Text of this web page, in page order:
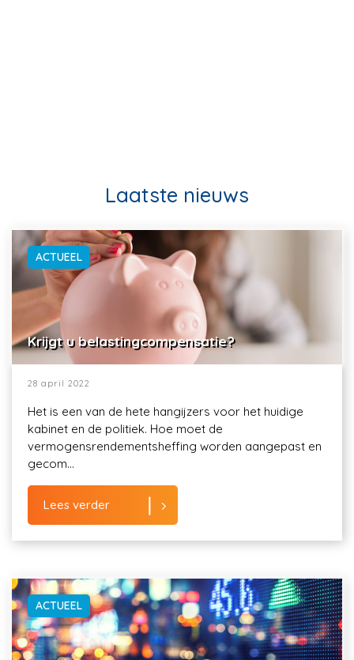
Laatste nieuws
ACTUEEL
Krijgt u belastingcompensatie?
28 april 2022
Het is een van de hete hangijzers voor het huidige
kabinet en de politiek. Hoe moet de
vermogensrendementsheffing worden aangepast en
gecom...
Lees verder
ACTUEEL